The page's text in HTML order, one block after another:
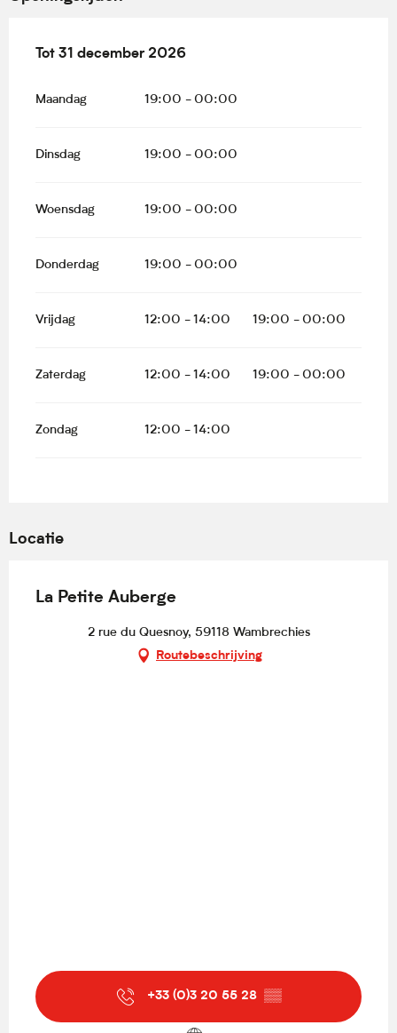
Vanaf 2 januari 2026tot
Tot 31 december 2026
Maandag 19:00 - 00:00
Dinsdag 19:00 - 00:00
Woensdag 19:00 - 00:00
Donderdag 19:00 - 00:00
Vrijdag 12:00 - 14:00 19:00 - 00:00
Zaterdag 12:00 - 14:00 19:00 - 00:00
Zondag 12:00 - 14:00
Locatie
La Petite Auberge
2 rue du Quesnoy, 59118 Wambrechies
Routebeschrijving
+33 (0)3 20 55 28 ▒▒